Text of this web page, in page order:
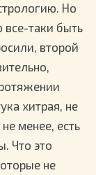
Но
все-таки быть
второй
хитрая, не
менее, есть
Что это
не